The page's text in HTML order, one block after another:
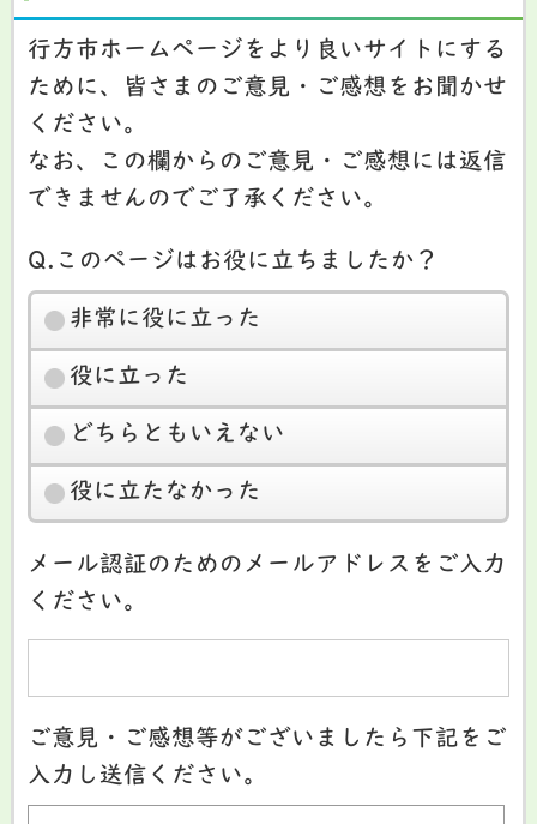
行方市ホームページをより良いサイトにする
ために、皆さまのご意見・ご感想をお聞かせ
ください。
なお、この欄からのご意見・ご感想には返信
できませんのでご了承ください。
Q.このページはお役に立ちましたか？
非常に役に立った
役に立った
どちらともいえない
役に立たなかった
メール認証のためのメールアドレスをご入力
ください。
ご意見・ご感想等がございましたら下記をご
入力し送信ください。